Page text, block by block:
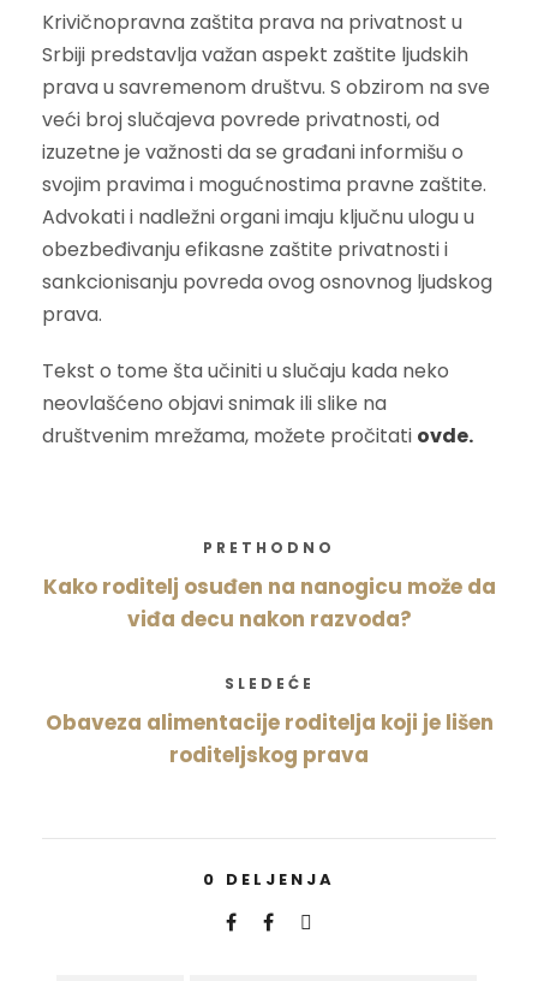
Krivičnopravna zaštita prava na privatnost u
Srbiji predstavlja važan aspekt zaštite ljudskih
prava u savremenom društvu. S obzirom na sve
veći broj slučajeva povrede privatnosti, od
izuzetne je važnosti da se građani informišu o
svojim pravima i mogućnostima pravne zaštite.
Advokati i nadležni organi imaju ključnu ulogu u
obezbeđivanju efikasne zaštite privatnosti i
sankcionisanju povreda ovog osnovnog ljudskog
prava.
Tekst o tome šta učiniti u slučaju kada neko
neovlašćeno objavi snimak ili slike na
društvenim mrežama, možete pročitati ovde.
PRETHODNO
Kako roditelj osuđen na nanogicu može da
viđa decu nakon razvoda?
SLEDEĆE
Obaveza alimentacije roditelja koji je lišen
roditeljskog prava
0 DELJENJA